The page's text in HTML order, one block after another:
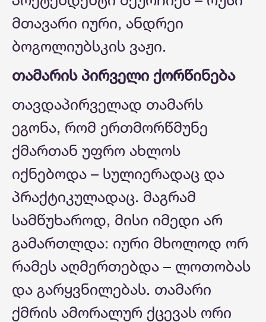
მთავარი იური, ანდრეი
ბოგოლიუბსკის ვაჟი.
თამარის პირველი ქორწინება
თავდაპირველად თამარს
ეგონა, რომ ერთმორწმუნე
ქმართან უფრო ახლოს
იქნებოდა – სულიერადაც და
პრაქტიკულადაც. მაგრამ
სამწუხაროდ, მისი იმედი არ
გამართლდა: იური მხოლოდ ორ
რამეს აღმერთებდა – ლოთობას
და გარყვნილებას. თამარი
ქმრის ამორალურ ქცევას ორი